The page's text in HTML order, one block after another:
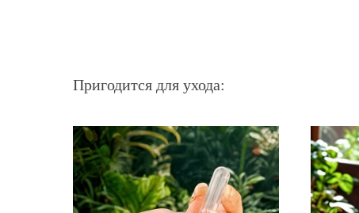
Пригодится для ухода: